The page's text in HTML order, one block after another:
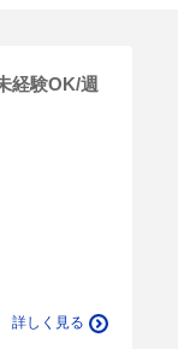
経験OK/週
詳しく見る